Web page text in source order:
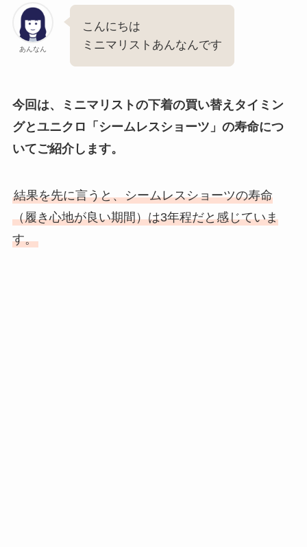
あんなん
こんにちは
ミニマリストあんなんです
今回は、ミニマリストの下着の買い替えタイミン
グとユニクロ「シームレスショーツ」の寿命につ
いてご紹介します。
結果を先に言うと、シームレスショーツの寿命
（履き心地が良い期間）は3年程だと感じていま
す。